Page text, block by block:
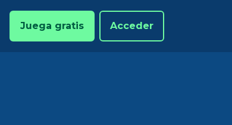
Juega gratis Acceder